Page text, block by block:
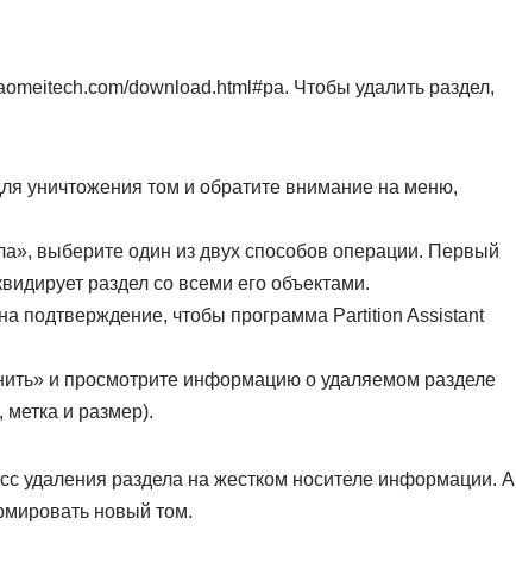
download.html#pa. Чтобы удалить раздел,
уничтожения том и обратите внимание на меню,
выберите один из двух способов операции. Первый
раздел со всеми его объектами.
подтверждение, чтобы программа Partition Assistant
и просмотрите информацию о удаляемом разделе
и размер).
удаления раздела на жестком носителе информации. А
новый том.